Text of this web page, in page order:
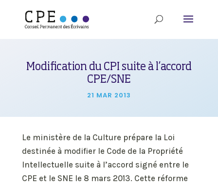
Modification du CPI suite à l’accord
CPE/SNE
21 MAR 2013
Le ministère de la Culture prépare la Loi
destinée à modifier le Code de la Propriété
Intellectuelle suite à l’accord signé entre le
CPE et le SNE le 8 mars 2013. Cette réforme